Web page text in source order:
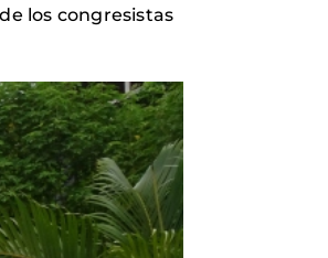
los congresistas